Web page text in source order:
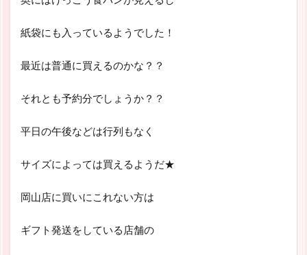
紙袋にも入っているようでした！
最近は普通に買えるのかな？？
それとも予約分でしょうか？？
平日の午後などは行列もなく
サイズによっては買えるようだ★
岡山店に買いにこれない方は
ギフト発送をしている店舗の